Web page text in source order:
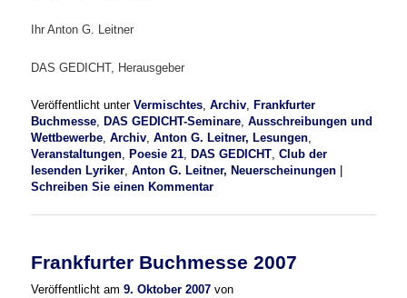
Ihr Anton G. Leitner
DAS GEDICHT, Herausgeber
Veröffentlicht unter Vermischtes ,Archiv ,Frankfurter
Buchmesse ,DAS GEDICHT-Seminare ,Ausschreibungen und
Wettbewerbe ,Archiv ,Anton G. Leitner, Lesungen
Veranstaltungen ,Poesie 21 ,DAS GEDICHT ,Club der
lesenden Lyriker ,Anton G. Leitner, Neuerscheinungen |
Schreiben Sie einen Kommentar
Frankfurter Buchmesse 2007
Veröffentlicht am9. Oktober 2007 von